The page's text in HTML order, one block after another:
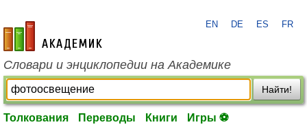
academic.ru
EN DE ES FR
Словари и энциклопедии на Академике
Найти!
Толкования Переводы Книги Игры ⚽